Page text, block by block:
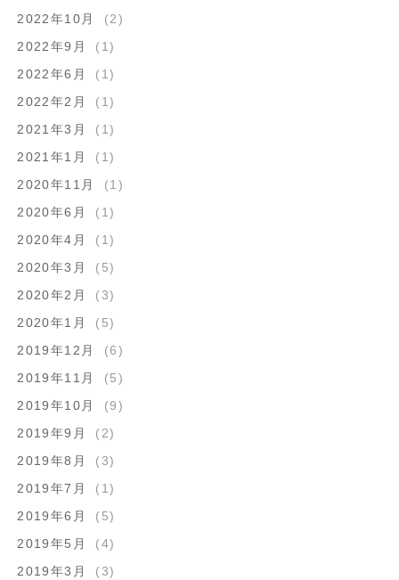
2022年10月
(2)
2022年9月
(1)
2022年6月
(1)
2022年2月
(1)
2021年3月
(1)
2021年1月
(1)
2020年11月
(1)
2020年6月
(1)
2020年4月
(1)
2020年3月
(5)
2020年2月
(3)
2020年1月
(5)
2019年12月
(6)
2019年11月
(5)
2019年10月
(9)
2019年9月
(2)
2019年8月
(3)
2019年7月
(1)
2019年6月
(5)
2019年5月
(4)
2019年3月
(3)